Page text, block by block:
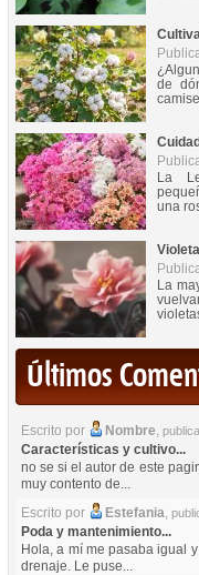
de
La
una
La
Últimos
Escrito por Nombre,
Características y cultivo...
no se si el autor de este
muy contento de...
Escrito por
Estefania,
Poda y mantenimiento...
Hola, a mí me pasaba igual
drenaje. Le puse...